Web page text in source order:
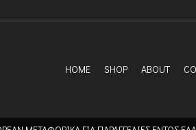
HOME SHOP ABOUT